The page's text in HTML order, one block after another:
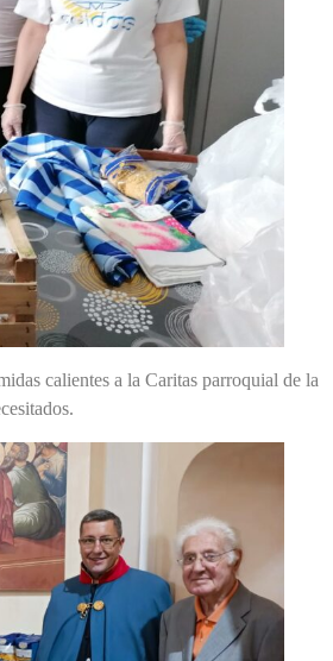
calientes a la Caritas parroquial de la